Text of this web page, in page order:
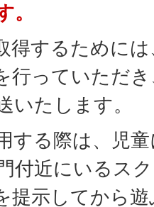
。
得するために
行っていただ
いたします。
する際は、児
付近にいるス
提示してから